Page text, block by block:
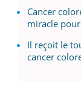
Cancer
miracle
Il reçoit le
cancer